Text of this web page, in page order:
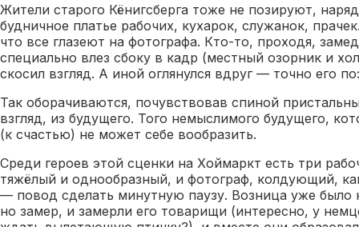
Жители старого Кёнигсберга тоже не позируют,
будничное платье рабочих, кухарок, служанок,
что все глазеют на фотографа. Кто-то, проходя,
специально влез сбоку в кадр (местный озорник и
скосил взгляд. А иной оглянулся вдруг — точно его
Так оборачиваются, почувствовав спиной
взгляд, из будущего. Того немыслимого будущего,
(к счастью) не может себе вообразить.
Среди героев этой сценки на Хоймаркт есть три
тяжёлый и однообразный, и фотограф, колдующий,
— повод сделать минутную паузу. Возница уже было
но замер, и замерли его товарищи (интересно, у